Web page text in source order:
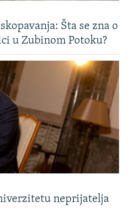
Šta se zna o
u Zubinom Potoku?
neprijatelja